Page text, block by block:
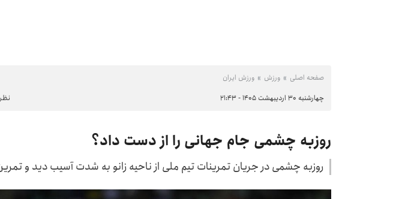
صفحه اصلی ورزش ورزش ایران
چهارشنبه ۳۰ اردیبهشت ۱۴۰۵ - ۲۱:۴۳
روزبه چشمی جام جهانی را از دست داد؟
روزبه چشمی در جریان تمرینات تیم ملی از ناحیه زانو به شدت آسیب دید و